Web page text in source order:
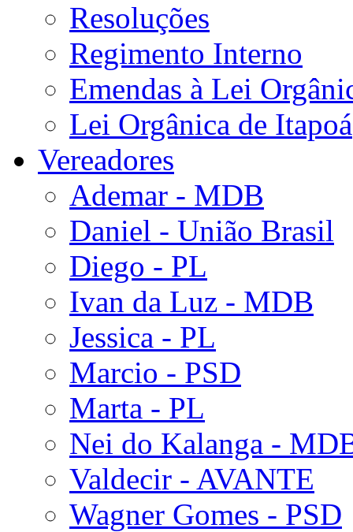
Resoluções
Regimento Interno
Emendas à Lei
Lei Orgânica de Itapoá
Vereadores
Ademar - MDB
Daniel - União Brasil
Diego - PL
Ivan da Luz - MDB
Jessica - PL
Marcio - PSD
Marta - PL
Nei do Kalanga -
Valdecir - AVANTE
Wagner Gomes - PSD